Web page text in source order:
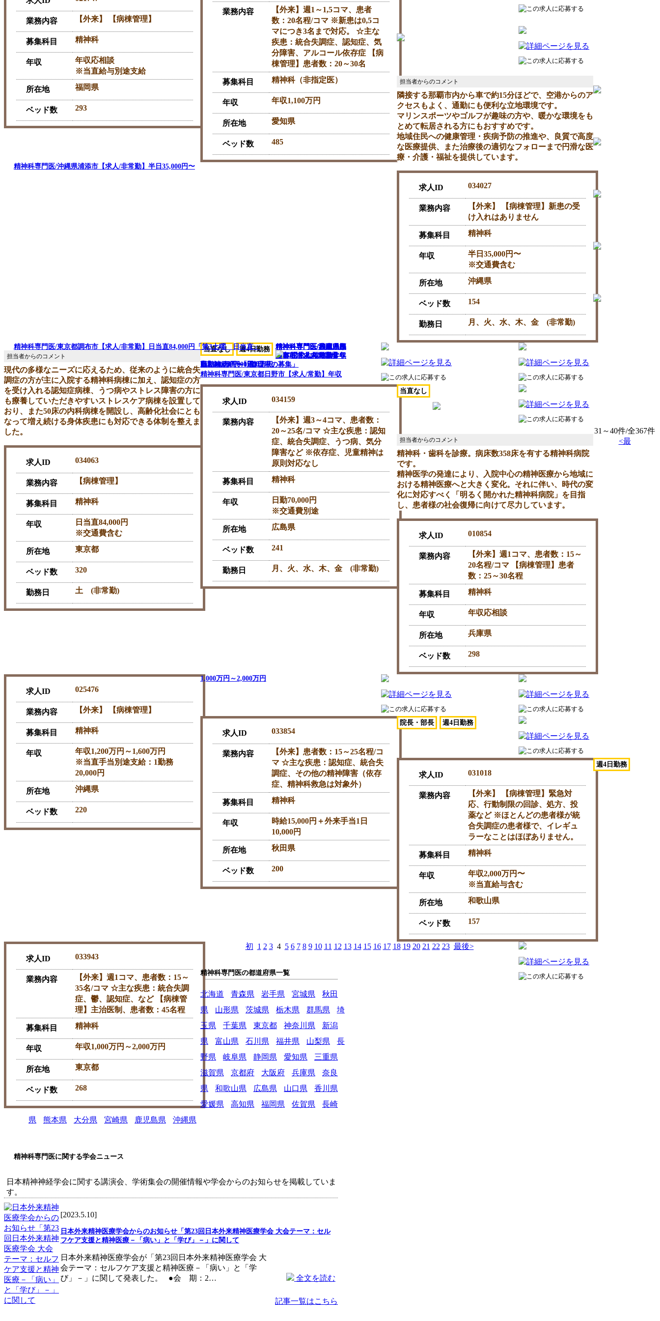
業務内容 【外来】 【病棟管理】
募集科目 精神科
年収
年収応相談
※当直給与別途支給
所在地 福岡県
ベッド数 293
業務内容
【外来】週1～1,5コマ、患者
数：20名程/コマ ※新患は0,5コ
マにつき3名まで対応。 ☆主な
疾患：統合失調症、認知症、気
分障害、アルコール依存症 【病
棟管理】患者数：20～30名
募集科目 精神科（非指定医）
年収 年収1,100万円
所在地 愛知県
ベッド数 485
精神科専門医/沖縄県浦添市【求人/非常勤】半日35,000円〜
隣接する那覇市内から車で約15分ほどで、空港からのア
クセスもよく、通勤にも便利な立地環境です。
マリンスポーツやゴルフが趣味の方や、暖かな環境をも
とめて転居される方にもおすすめです。
地域住民への健康管理・疾病予防の推進や、良質で高度
な医療提供、また治療後の適切なフォローまで円滑な医
療・介護・福祉を提供しています。
求人ID 034027
業務内容
【外来】 【病棟管理】新患の受
け入れはありません
募集科目 精神科
年収
半日35,000円〜
※交通費含む
所在地 沖縄県
ベッド数 154
勤務日 月、火、水、木、金 (非常勤)
精神科専門医/東京都調布市【求人/非常勤】日当直84,000円「第3土曜 日当直」
現代の多様なニーズに応えるため、従来のように統合失
調症の方が主に入院する精神科病棟に加え、認知症の方
を受け入れる認知症病棟、うつ病やストレス障害の方に
も療養していただきやすいストレスケア病棟を設置して
おり、また50床の内科病棟を開設し、高齢化社会にとも
なって増え続ける身体疾患にも対応できる体制を整えま
した。
求人ID 034063
業務内容 【病棟管理】
募集科目 精神科
年収
日当直84,000円
※交通費含む
所在地 東京都
ベッド数 320
勤務日 土 (非常勤)
当直なし 週4日勤務
精神科専門医/広島県福
山市/【求人/非常勤】
日勤70,000円「週1日～」
求人ID 034159
業務内容
【外来】週3～4コマ、患者数：
20～25名/コマ ☆主な疾患：認知
症、統合失調症、うつ病、気分
障害など ※依存症、児童精神は
原則対応なし
募集科目 精神科
年収
日勤70,000円
※交通費別途
所在地 広島県
ベッド数 241
勤務日 月、火、水、木、金 (非常勤)
当直なし
精神科専門医/兵庫県加
古郡【求人/常勤】年収
応相談
精神科・歯科を診療。病床数358床を有する精神科病院
です。
精神医学の発達により、入院中心の精神医療から地域に
おける精神医療へと大きく変化。それに伴い、時代の変
化に対応すべく「明るく開かれた精神科病院」を目指
し、患者様の社会復帰に向けて尽力しています。
求人ID 010854
業務内容
【外来】週1コマ、患者数：15～
20名程/コマ 【病棟管理】患者
数：25～30名程
募集科目 精神科
年収 年収応相談
所在地 兵庫県
ベッド数 298
精神科専門医/沖縄県う
るま市【求人/常勤】年
収1,200万円～1,600万円
求人ID 025476
業務内容 【外来】 【病棟管理】
募集科目 精神科
年収
年収1,200万円～1,600万円
※当直手当別途支給：1勤務
20,000円
所在地 沖縄県
ベッド数 220
精神科専門医/秋田県由
利本荘市【求人/非常
勤】時給15,000円
求人ID 033854
業務内容
【外来】患者数：15～25名程/コ
マ ☆主な疾患：認知症、統合失
調症、その他の精神障害（依存
症、精神科救急は対象外）
募集科目 精神科
年収
時給15,000円＋外来手当1日
10,000円
所在地 秋田県
ベッド数 200
院長・部長 週4日勤務
精神科専門医/和歌山県
新宮市【求人/常勤】年
収2,000万円〜「管理職の募集」
求人ID 031018
業務内容
【外来】 【病棟管理】緊急対
応、行動制限の回診、処方、投
薬など ※ほとんどの患者様が統
合失調症の患者様で、イレギュ
ラーなことはほぼありません。
募集科目 精神科
年収
年収2,000万円〜
※当直給与含む
所在地 和歌山県
ベッド数 157
週4日勤務
精神科専門医/東京都日野市【求人/常勤】年収
1,000万円～2,000万円
求人ID 033943
業務内容
【外来】週1コマ、患者数：15～
35名/コマ ☆主な疾患：統合失調
症、鬱、認知症、など 【病棟管
理】主治医制、患者数：45名程
募集科目 精神科
年収 年収1,000万円～2,000万円
所在地 東京都
ベッド数 268
31～40件/全367件
<最
初 1 2 3 4 5 6 7 8 9 10 11 12 13 14 15 16 17 18 19 20 21 22 23 最後>
精神科専門医の都道府県一覧
北海道 青森県 岩手県 宮城県
秋田
県
山形県 茨城県 栃木県 群馬県
埼
玉県
千葉県 東京都 神奈川県
新潟
県
富山県 石川県 福井県 山梨県
長
野県
岐阜県 静岡県 愛知県
三重県
滋賀県
京都府 大阪府 兵庫県
奈良
県
和歌山県 広島県 山口県
香川県
愛媛県
高知県 福岡県 佐賀県
長崎
県
熊本県 大分県 宮崎県 鹿児島県 沖縄県
精神科専門医に関する学会ニュース
日本精神神経学会に関する講演会、学術集会の開催情報や学会からのお知らせを掲載していま
す。
[2023.5.10]
全文を読む
日本外来精神医療学会からのお知らせ「第23回日本外来精神医療学会 大会テーマ：セル
フケア支援と精神医療－「病い」と「学び」－」に関して
日本外来精神医療学会が「第23回日本外来精神医療学会 大
会テーマ：セルフケア支援と精神医療－「病い」と「学
び」－」に関して発表した。 ●会 期：2…
記事一覧はこちら